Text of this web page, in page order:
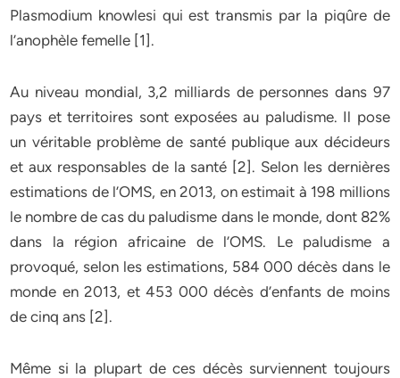
Plasmodium knowlesi qui est transmis par la piqûre de
l’anophèle femelle [1].
Au niveau mondial, 3,2 milliards de personnes dans 97
pays et territoires sont exposées au paludisme. Il pose
un véritable problème de santé publique aux décideurs
et aux responsables de la santé [2]. Selon les dernières
estimations de l’OMS, en 2013, on estimait à 198 millions
le nombre de cas du paludisme dans le monde, dont 82%
dans la région africaine de l’OMS. Le paludisme a
provoqué, selon les estimations, 584 000 décès dans le
monde en 2013, et 453 000 décès d’enfants de moins
de cinq ans [2].
Même si la plupart de ces décès surviennent toujours